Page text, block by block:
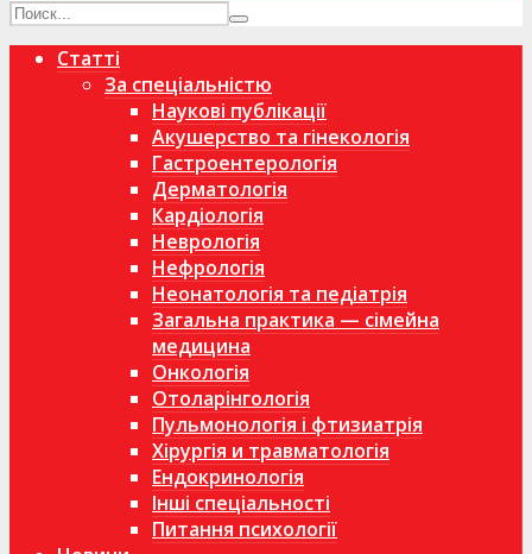
Статті
За спеціальністю
Наукові публікації
Акушерство та гінекологія
Гастроентерологія
Дерматологія
Кардіологія
Неврологія
Нефрологія
Неонатологія та педіатрія
Загальна практика — сімейна
медицина
Онкологія
Отоларінгологія
Пульмонологія і фтизиатрія
Хірургія и травматологія
Ендокринологія
Інші спеціальності
Питання психології